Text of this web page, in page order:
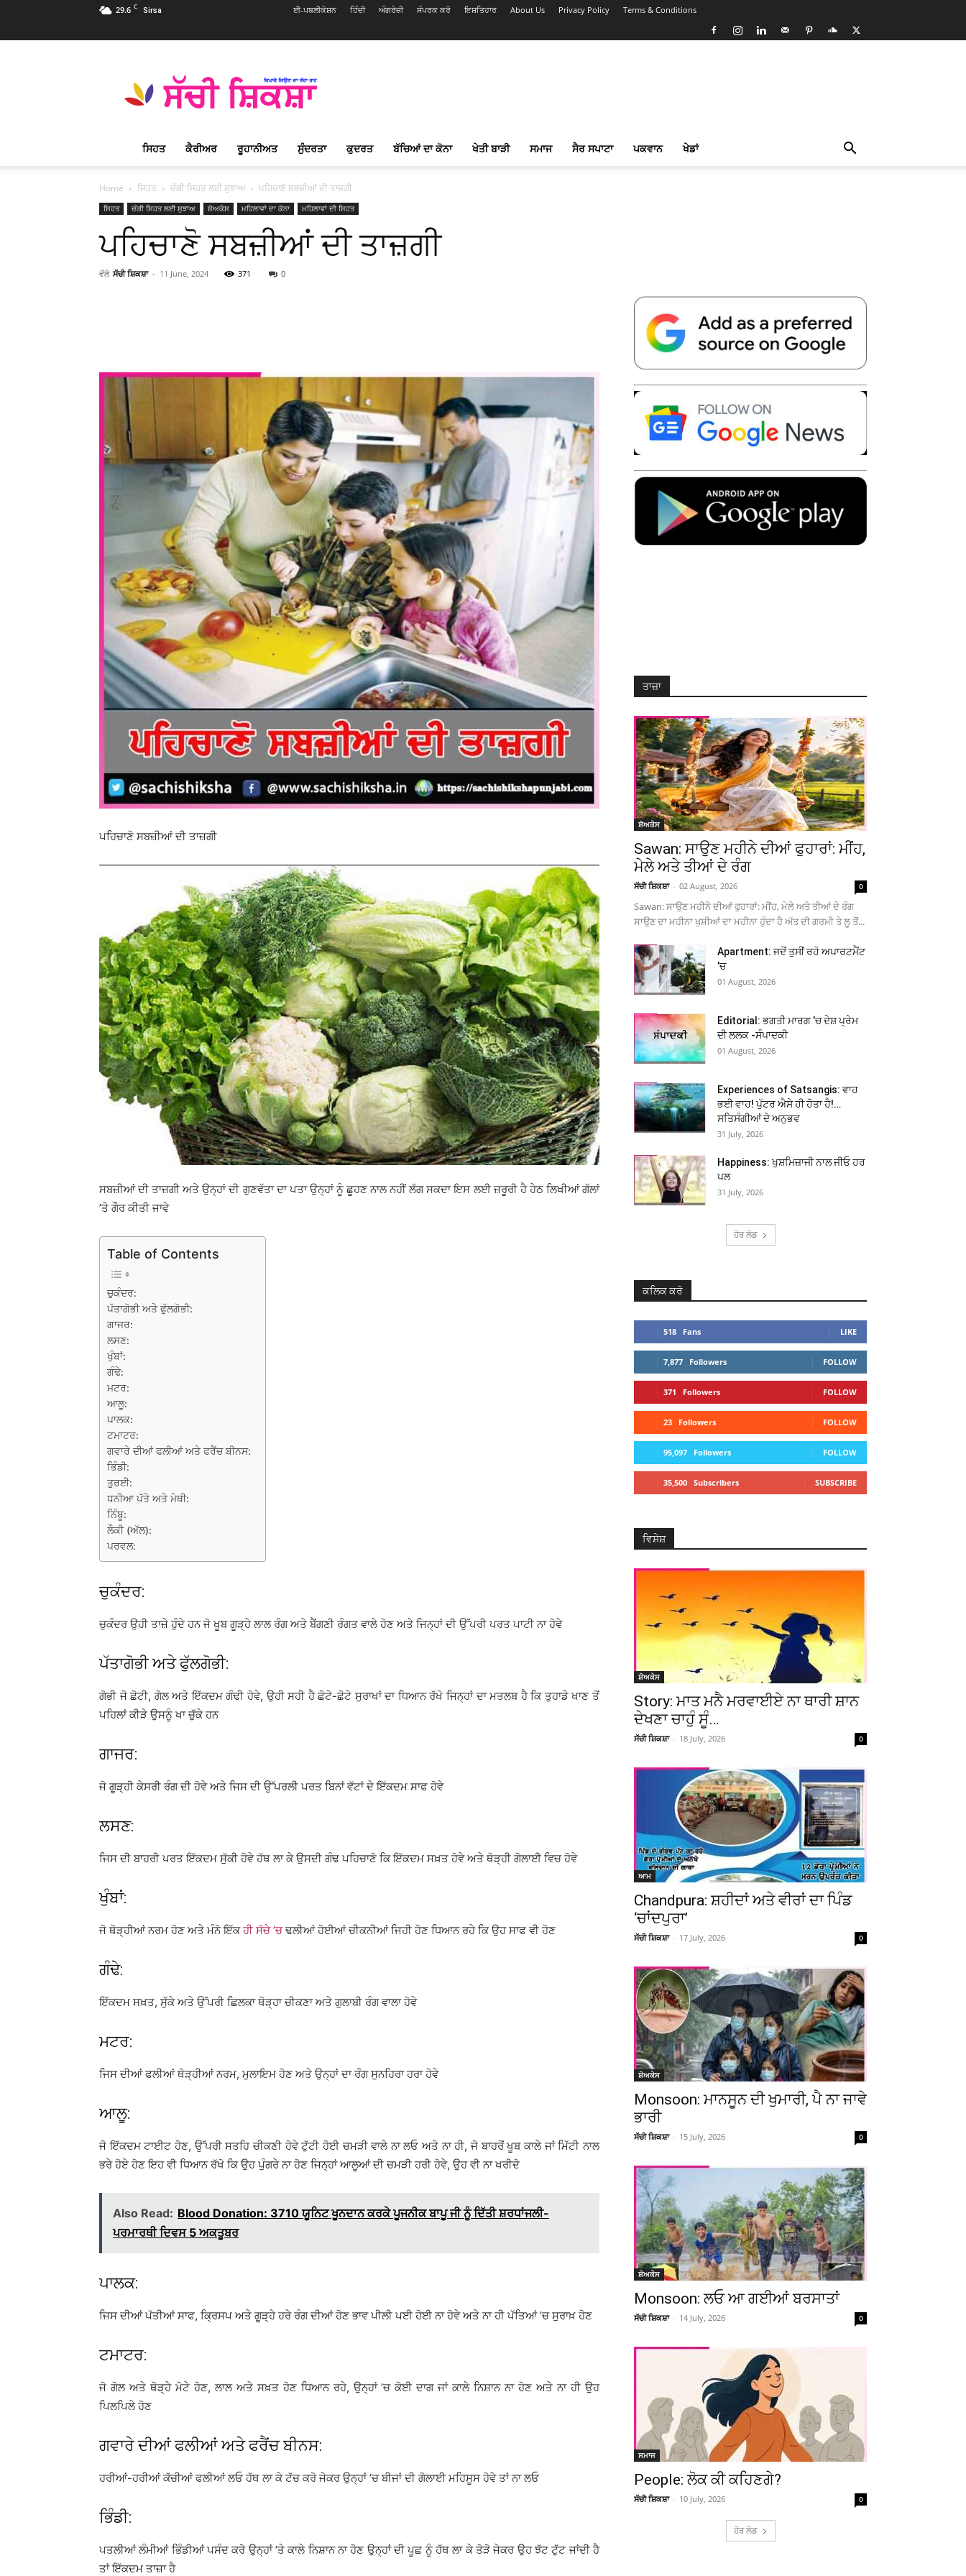
29.6 C Sirsa ਈ-ਪਬਲੀਕੇਸ਼ਨ ਹਿੰਦੀ ਅੰਗਰੇਜ਼ੀ ਸੰਪਰਕ ਕਰੋ ਇਸ਼ਤਿਹਾਰ About Us Privacy Policy Terms & Conditions
Shiksha
Punjabi
ਸ਼ਿਕਸ਼ਾ
ਪ੍ਰਸਿੱਧ
ਮੈਗਜ਼ੀਨ
ਸਿਹਤ ਕੈਰੀਅਰ ਰੂਹਾਨੀਅਤ ਸੁੰਦਰਤਾ ਕੁਦਰਤ ਬੱਚਿਆਂ ਦਾ ਕੋਨਾ ਖੇਤੀ ਬਾੜੀ ਸਮਾਜ ਸੈਰ ਸਪਾਟਾ ਪਕਵਾਨ ਖੇਡਾਂ
Home ਸਿਹਤ ਚੰਗੀ ਸਿਹਤ ਲਈ ਸੁਝਾਅ ਪਹਿਚਾਣੋ ਸਬਜ਼ੀਆਂ ਦੀ ਤਾਜ਼ਗੀ
ਸਿਹਤ ਚੰਗੀ ਸਿਹਤ ਲਈ ਸੁਝਾਅ ਸ਼ੋਅਕੇਸ ਮਹਿਲਾਵਾਂ ਦਾ ਕੋਨਾ ਮਹਿਲਾਵਾਂ ਦੀ ਸਿਹਤ
ਪਹਿਚਾਣੋ ਸਬਜ਼ੀਆਂ ਦੀ ਤਾਜ਼ਗੀ
ਵੱਲੋ ਸੱਚੀ ਸ਼ਿਕਸ਼ਾ - 11 June, 2024 371 0
Telegram Copy URL
ਪਹਿਚਾਣੋ ਸਬਜ਼ੀਆਂ ਦੀ ਤਾਜ਼ਗੀ
ਸਬਜ਼ੀਆਂ ਦੀ ਤਾਜ਼ਗੀ ਅਤੇ ਉਨ੍ਹਾਂ ਦੀ ਗੁਣਵੱਤਾ ਦਾ ਪਤਾ ਉਨ੍ਹਾਂ ਨੂੰ ਛੂਹਣ ਨਾਲ ਨਹੀਂ ਲੱਗ ਸਕਦਾ ਇਸ ਲਈ ਜ਼ਰੂਰੀ ਹੈ ਹੇਠ ਲਿਖੀਆਂ ਗੱਲਾਂ
’ਤੇ ਗੌਰ ਕੀਤੀ ਜਾਵੇ
Table of Contents
ਚੁਕੰਦਰ:
ਪੱਤਾਗੋਭੀ ਅਤੇ ਫੁੱਲਗੋਭੀ:
ਗਾਜਰ:
ਲਸਣ:
ਖੁੰਬਾਂ:
ਗੰਢੇ:
ਮਟਰ:
ਆਲੂ:
ਪਾਲਕ:
ਟਮਾਟਰ:
ਗਵਾਰੇ ਦੀਆਂ ਫਲੀਆਂ ਅਤੇ ਫਰੈਂਚ ਬੀਨਸ:
ਭਿੰਡੀ:
ਤੁਰਈ:
ਧਨੀਆ ਪੱਤੇ ਅਤੇ ਮੇਥੀ:
ਨਿੰਬੂ:
ਲੌਕੀ (ਅੱਲ):
ਪਰਵਲ:
ਚੁਕੰਦਰ:
ਚੁਕੰਦਰ ਉਹੀ ਤਾਜ਼ੇ ਹੁੰਦੇ ਹਨ ਜੋ ਖੂਬ ਗੂੜ੍ਹੇ ਲਾਲ ਰੰਗ ਅਤੇ ਬੈਂਗਣੀ ਰੰਗਤ ਵਾਲੇ ਹੋਣ ਅਤੇ ਜਿਨ੍ਹਾਂ ਦੀ ਉੱਪਰੀ ਪਰਤ ਪਾਟੀ ਨਾ ਹੋਵੇ
ਪੱਤਾਗੋਭੀ ਅਤੇ ਫੁੱਲਗੋਭੀ:
ਗੋਭੀ ਜੋ ਛੋਟੀ, ਗੋਲ ਅਤੇ ਇੱਕਦਮ ਗੰਢੀ ਹੋਵੇ, ਉਹੀ ਸਹੀ ਹੈ ਛੋਟੇ-ਛੋਟੇ ਸੁਰਾਖਾਂ ਦਾ ਧਿਆਨ ਰੱਖੋ ਜਿਨ੍ਹਾਂ ਦਾ ਮਤਲਬ ਹੈ ਕਿ ਤੁਹਾਡੇ ਖਾਣ ਤੋਂ
ਪਹਿਲਾਂ ਕੀੜੇ ਉਸਨੂੰ ਖਾ ਚੁੱਕੇ ਹਨ
ਗਾਜਰ:
ਜੋ ਗੂੜ੍ਹੀ ਕੇਸਰੀ ਰੰਗ ਦੀ ਹੋਵੇ ਅਤੇ ਜਿਸ ਦੀ ਉੱਪਰਲੀ ਪਰਤ ਬਿਨਾਂ ਵੱਟਾਂ ਦੇ ਇੱਕਦਮ ਸਾਫ ਹੋਵੇ
ਲਸਣ:
ਜਿਸ ਦੀ ਬਾਹਰੀ ਪਰਤ ਇੱਕਦਮ ਸੁੱਕੀ ਹੋਵੇ ਹੱਥ ਲਾ ਕੇ ਉਸਦੀ ਗੰਢ ਪਹਿਚਾਣੋ ਕਿ ਇੱਕਦਮ ਸਖ਼ਤ ਹੋਵੇ ਅਤੇ ਥੋੜ੍ਹੀ ਗੋਲਾਈ ਵਿਚ ਹੋਵੇ
ਖੁੰਬਾਂ:
ਜੋ ਥੋੜ੍ਹੀਆਂ ਨਰਮ ਹੋਣ ਅਤੇ ਮੰਨੋ ਇੱਕਹੀ ਸੱਚੇ ’ਚਢਲੀਆਂ ਹੋਈਆਂ ਚੀਕਨੀਆਂ ਜਿਹੀ ਹੋਣ ਧਿਆਨ ਰਹੇ ਕਿ ਉਹ ਸਾਫ ਵੀ ਹੋਣ
ਗੰਢੇ:
ਇੱਕਦਮ ਸਖ਼ਤ, ਸੁੱਕੇ ਅਤੇ ਉੱਪਰੀ ਛਿਲਕਾ ਥੋੜ੍ਹਾ ਚੀਕਣਾ ਅਤੇ ਗੁਲਾਬੀ ਰੰਗ ਵਾਲਾ ਹੋਵੇ
ਮਟਰ:
ਜਿਸ ਦੀਆਂ ਫਲੀਆਂ ਥੋੜ੍ਹੀਆਂ ਨਰਮ, ਮੁਲਾਇਮ ਹੋਣ ਅਤੇ ਉਨ੍ਹਾਂ ਦਾ ਰੰਗ ਸੁਨਹਿਰਾ ਹਰਾ ਹੋਵੇ
ਆਲੂ:
ਜੋ ਇੱਕਦਮ ਟਾਈਟ ਹੋਣ, ਉੱਪਰੀ ਸਤਹਿ ਚੀਕਣੀ ਹੋਵੇ ਟੁੱਟੀ ਹੋਈ ਚਮੜੀ ਵਾਲੇ ਨਾ ਲਓ ਅਤੇ ਨਾ ਹੀ, ਜੋ ਬਾਹਰੋਂ ਖੂਬ ਕਾਲੇ ਜਾਂ ਮਿੱਟੀ ਨਾਲ
ਭਰੇ ਹੋਏ ਹੋਣ ਇਹ ਵੀ ਧਿਆਨ ਰੱਖੋ ਕਿ ਉਹ ਪੁੰਗਰੇ ਨਾ ਹੋਣ ਜਿਨ੍ਹਾਂ ਆਲੂਆਂ ਦੀ ਚਮੜੀ ਹਰੀ ਹੋਵੇ, ਉਹ ਵੀ ਨਾ ਖਰੀਦੋ
Also Read: Blood Donation: 3710 ਯੂਨਿਟ ਖੂਨਦਾਨ ਕਰਕੇ ਪੂਜਨੀਕ ਬਾਪੂ ਜੀ ਨੂੰ ਦਿੱਤੀ ਸ਼ਰਧਾਂਜਲੀ-
ਪਰਮਾਰਥੀ ਦਿਵਸ 5 ਅਕਤੂਬਰ
ਪਾਲਕ:
ਜਿਸ ਦੀਆਂ ਪੱਤੀਆਂ ਸਾਫ, ਕ੍ਰਿਸਪ ਅਤੇ ਗੂੜ੍ਹੇ ਹਰੇ ਰੰਗ ਦੀਆਂ ਹੋਣ ਭਾਵ ਪੀਲੀ ਪਈ ਹੋਈ ਨਾ ਹੋਵੇ ਅਤੇ ਨਾ ਹੀ ਪੱਤਿਆਂ ’ਚ ਸੁਰਾਖ਼ ਹੋਣ
ਟਮਾਟਰ:
ਜੋ ਗੋਲ ਅਤੇ ਥੋੜ੍ਹੇ ਮੋਟੇ ਹੋਣ, ਲਾਲ ਅਤੇ ਸਖ਼ਤ ਹੋਣ ਧਿਆਨ ਰਹੇ, ਉਨ੍ਹਾਂ ’ਚ ਕੋਈ ਦਾਗ ਜਾਂ ਕਾਲੇ ਨਿਸ਼ਾਨ ਨਾ ਹੋਣ ਅਤੇ ਨਾ ਹੀ ਉਹ
ਪਿਲਪਿਲੇ ਹੋਣ
ਗਵਾਰੇ ਦੀਆਂ ਫਲੀਆਂ ਅਤੇ ਫਰੈਂਚ ਬੀਨਸ:
ਹਰੀਆਂ-ਹਰੀਆਂ ਕੱਚੀਆਂ ਫਲੀਆਂ ਲਓ ਹੱਥ ਲਾ ਕੇ ਟੱਚ ਕਰੋ ਜੇਕਰ ਉਨ੍ਹਾਂ ’ਚ ਬੀਜਾਂ ਦੀ ਗੋਲਾਈ ਮਹਿਸੂਸ ਹੋਵੇ ਤਾਂ ਨਾ ਲਓ
ਭਿੰਡੀ:
ਪਤਲੀਆਂ ਲੰਮੀਆਂ ਭਿੰਡੀਆਂ ਪਸੰਦ ਕਰੋ ਉਨ੍ਹਾਂ ’ਤੇ ਕਾਲੇ ਨਿਸ਼ਾਨ ਨਾ ਹੋਣ ਉਨ੍ਹਾਂ ਦੀ ਪੂਛ ਨੂੰ ਹੱਥ ਲਾ ਕੇ ਤੋੜੋ ਜੇਕਰ ਉਹ ਝੱਟ ਟੁੱਟ ਜਾਂਦੀ ਹੈ
ਤਾਂ ਇੱਕਦਮ ਤਾਜ਼ਾ ਹੈ
ਤਾਜ਼ਾ
ਸ਼ੋਅਕੇਸ
Sawan: ਸਾਉਣ ਮਹੀਨੇ ਦੀਆਂ ਫੁਹਾਰਾਂ: ਮੀਂਹ,
ਮੇਲੇ ਅਤੇ ਤੀਆਂ ਦੇ ਰੰਗ
ਸੱਚੀ ਸ਼ਿਕਸ਼ਾ - 02 August, 2026 0
Sawan: ਸਾਉਣ ਮਹੀਨੇ ਦੀਆਂ ਫੁਹਾਰਾਂ: ਮੀਂਹ, ਮੇਲੇ ਅਤੇ ਤੀਆਂ ਦੇ ਰੰਗ
ਸਾਉਣ ਦਾ ਮਹੀਨਾ ਖੁਸ਼ੀਆਂ ਦਾ ਮਹੀਨਾ ਹੁੰਦਾ ਹੈ ਅੱਤ ਦੀ ਗਰਮੀ ਤੇ ਲੂ ਤੋਂ...
Apartment: ਜਦੋਂ ਤੁਸੀਂ ਰਹੋ ਅਪਾਰਟਮੈਂਟ
’ਚ
01 August, 2026
Editorial: ਭਗਤੀ ਮਾਰਗ ’ਚ ਦੇਸ਼ ਪ੍ਰੇਮ
ਦੀ ਲਲਕ -ਸੰਪਾਦਕੀ
01 August, 2026
Experiences of Satsangis: ਵਾਹ
ਭਈ ਵਾਹ! ਪੁੱਟਰ ਐਸੇ ਹੀ ਹੋਤਾ ਹੈ!…
ਸਤਿਸੰਗੀਆਂ ਦੇ ਅਨੁਭਵ
31 July, 2026
Happiness: ਖੁਸ਼ਮਿਜ਼ਾਜੀ ਨਾਲ ਜੀਓ ਹਰ
ਪਲ
31 July, 2026
ਹੋਰ ਲੋਡ
ਕਲਿਕ ਕਰੋ
518 Fans LIKE
7,877 Followers FOLLOW
371 Followers FOLLOW
23 Followers FOLLOW
95,097 Followers FOLLOW
35,500 Subscribers SUBSCRIBE
ਵਿਸ਼ੇਸ਼
ਸ਼ੋਅਕੇਸ
Story: ਮਾਤ ਮਨੈ ਮਰਵਾਈਏ ਨਾ ਥਾਰੀ ਸ਼ਾਨ
ਦੇਖਣਾ ਚਾਹੁੰ ਸੂੰ…
ਸੱਚੀ ਸ਼ਿਕਸ਼ਾ - 18 July, 2026 0
ਆਮ
Chandpura: ਸ਼ਹੀਦਾਂ ਅਤੇ ਵੀਰਾਂ ਦਾ ਪਿੰਡ
‘ਚਾਂਦਪੁਰਾ’
ਸੱਚੀ ਸ਼ਿਕਸ਼ਾ - 17 July, 2026 0
ਸ਼ੋਅਕੇਸ
Monsoon: ਮਾਨਸੂਨ ਦੀ ਖੁਮਾਰੀ, ਪੈ ਨਾ ਜਾਵੇ
ਭਾਰੀ
ਸੱਚੀ ਸ਼ਿਕਸ਼ਾ - 15 July, 2026 0
ਸ਼ੋਅਕੇਸ
Monsoon: ਲਓ ਆ ਗਈਆਂ ਬਰਸਾਤਾਂ
ਸੱਚੀ ਸ਼ਿਕਸ਼ਾ - 14 July, 2026 0
ਸਮਾਜ
People: ਲੋਕ ਕੀ ਕਹਿਣਗੇ?
ਸੱਚੀ ਸ਼ਿਕਸ਼ਾ - 10 July, 2026 0
ਹੋਰ ਲੋਡ